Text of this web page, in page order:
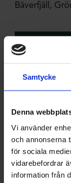
Samtycke
Denna
Vi använder
och annonserna
för sociala
vidarebefordrar
information från
Bäverfjäll,
+46
Hemsida
hitta hit